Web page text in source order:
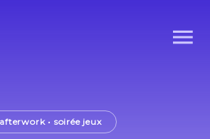
afterwork• soirée jeux